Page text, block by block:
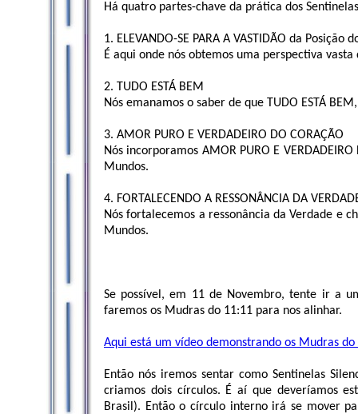
Há quatro partes-chave da prática dos
1. ELEVANDO-SE PARA A VASTIDÃO da Posição
É aqui onde nós obtemos uma perspectiva
2. TUDO ESTÁ BEM
Nós emanamos o saber de que TUDO ESTÁ
3. AMOR PURO E VERDADEIRO DO CORAÇÃO
Nós incorporamos AMOR PURO E
Mundos.
4. FORTALECENDO A RESSONÂNCIA DA
Nós fortalecemos a ressonância da Verdade e
Mundos.
Se possível, em 11 de Novembro, tente ir a
faremos os Mudras do 11:11 para nos alinhar.
Aqui está um vídeo demonstrando os Mudras do
Então nós iremos sentar como Sentinelas
criamos dois círculos. É aí que deveríamos
Brasil). Então o círculo interno irá se mover